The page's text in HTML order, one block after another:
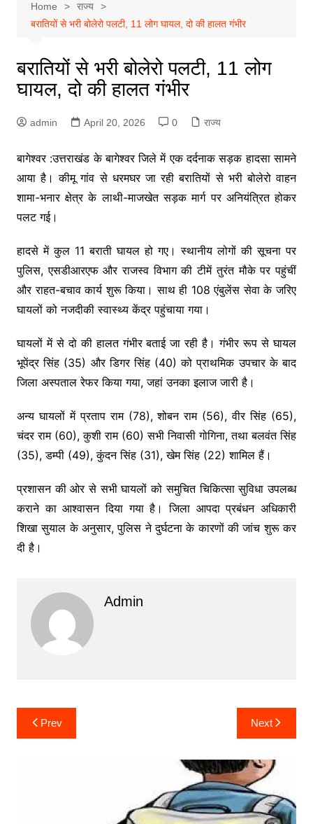
Home
राज्य
बरातियों से भरी बोलेरो पलटी, 11 लोग घायल, दो की हालत गंभीर
बरातियों से भरी बोलेरो पलटी, 11 लोग
घायल, दो की हालत गंभीर
admin April 20, 2026 0 राज्य
बागेश्वर :उत्तराखंड के बागेश्वर जिले में एक दर्दनाक सड़क हादसा सामने
आया है। कीमू गांव से धरमघर जा रही बरातियों से भरी बोलेरो वाहन
शामा-भनार क्षेत्र के लाथी-माजखेत सड़क मार्ग पर अनियंत्रित होकर
पलट गई।
हादसे में कुल 11 बराती घायल हो गए। स्थानीय लोगों की सूचना पर
पुलिस, एसडीआरएफ और राजस्व विभाग की टीमें तुरंत मौके पर पहुंचीं
और राहत-बचाव कार्य शुरू किया। साथ ही 108 एंबुलेंस सेवा के जरिए
घायलों को नजदीकी स्वास्थ्य केंद्र पहुंचाया गया।
घायलों में से दो की हालत गंभीर बताई जा रही है। गंभीर रूप से घायल
भूपेंद्र सिंह (35) और डिगर सिंह (40) को प्राथमिक उपचार के बाद
जिला अस्पताल रेफर किया गया, जहां उनका इलाज जारी है।
अन्य घायलों में प्रताप राम (78), शोबन राम (56), वीर सिंह (65),
चंदर राम (60), कुशी राम (60) सभी निवासी गोगिना, तथा बलवंत सिंह
(35), डम्पी (49), कुंदन सिंह (31), खेम सिंह (22) शामिल हैं।
प्रशासन की ओर से सभी घायलों को समुचित चिकित्सा सुविधा उपलब्ध
कराने का आश्वासन दिया गया है। जिला आपदा प्रबंधन अधिकारी
शिखा सुयाल के अनुसार, पुलिस ने दुर्घटना के कारणों की जांच शुरू कर
दी है।
Admin
Post
navigation
Prev Next